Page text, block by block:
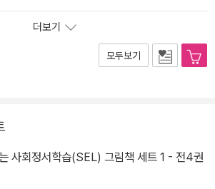
더보기
모두보기
사회정서학습(SEL) 그림책 세트 1 - 전4권